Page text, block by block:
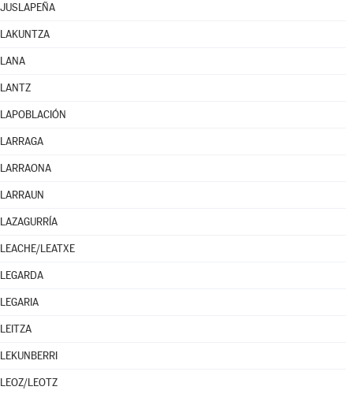
JUSLAPEÑA
LAKUNTZA
LANA
LANTZ
LAPOBLACIÓN
LARRAGA
LARRAONA
LARRAUN
LAZAGURRÍA
LEACHE/LEATXE
LEGARDA
LEGARIA
LEITZA
LEKUNBERRI
LEOZ/LEOTZ